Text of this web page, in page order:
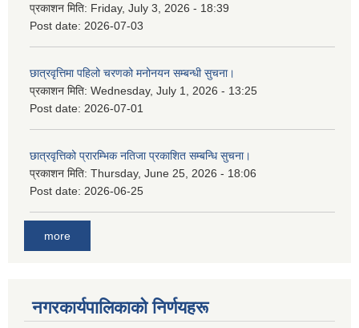
प्रकाशन मिति: Friday, July 3, 2026 - 18:39
Post date: 2026-07-03
छात्रवृत्तिमा पहिलो चरणको मनोनयन सम्बन्धी सुचना।
प्रकाशन मिति: Wednesday, July 1, 2026 - 13:25
Post date: 2026-07-01
छात्रवृत्तिको प्रारम्भिक नतिजा प्रकाशित सम्बन्धि सुचना।
प्रकाशन मिति: Thursday, June 25, 2026 - 18:06
Post date: 2026-06-25
more
नगरकार्यपालिकाकाे निर्णयहरू